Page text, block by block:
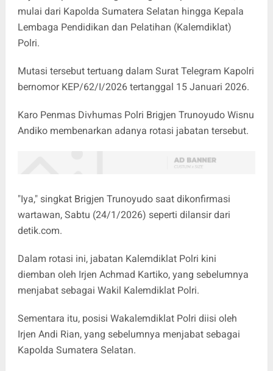
mulai dari Kapolda Sumatera Selatan hingga Kepala
Lembaga Pendidikan dan Pelatihan (Kalemdiklat)
Polri.
Mutasi tersebut tertuang dalam Surat Telegram Kapolri
bernomor KEP/62/I/2026tertanggal 15 Januari 2026.
Karo Penmas Divhumas Polri Brigjen Trunoyudo Wisnu
Andiko membenarkan adanya rotasi jabatan tersebut.
"Iya," singkat Brigjen Trunoyudo saat dikonfirmasi
wartawan, Sabtu (24/1/2026) seperti dilansir dari
detik.com.
Dalam rotasi ini, jabatan Kalemdiklat Polri kini
diemban oleh Irjen Achmad Kartiko, yang sebelumnya
menjabat sebagai Wakil Kalemdiklat Polri.
Sementara itu, posisi Wakalemdiklat Polri diisi oleh
Irjen Andi Rian, yang sebelumnya menjabat sebagai
Kapolda Sumatera Selatan.